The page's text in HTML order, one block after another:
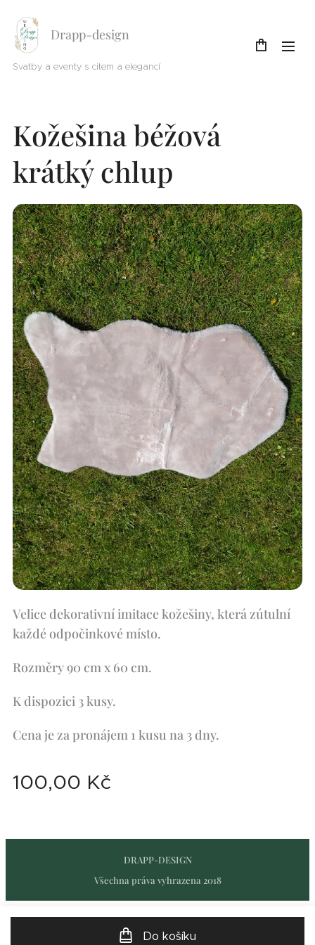
Drapp-design
Svatby a eventy s citem a elegancí
Kožešina béžová
krátký chlup
Velice dekorativní imitace kožešiny, která zútulní
každé odpočinkové místo.
Rozměry 90 cm x 60 cm.
K dispozici 3 kusy.
Cena je za pronájem 1 kusu na 3 dny.
100,00 Kč
Do košíku
DRAPP-DESIGN
Všechna práva vyhrazena 2018